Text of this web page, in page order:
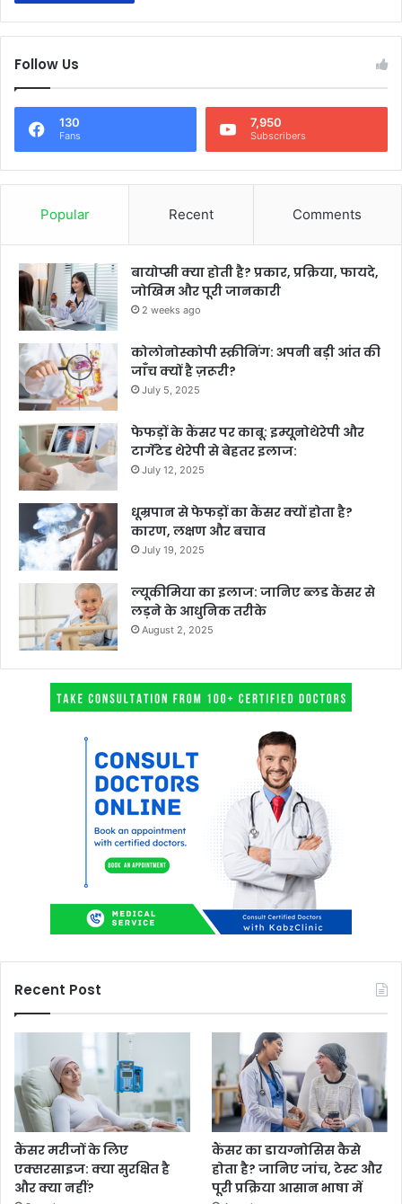
Follow Us
130
Fans
7,950
Subscribers
Popular Recent Comments
बायोप्सी क्या होती है? प्रकार, प्रक्रिया, फायदे,
जोखिम और पूरी जानकारी
2 weeks ago
कोलोनोस्कोपी स्क्रीनिंग: अपनी बड़ी आंत की
जाँच क्यों है ज़रूरी?
July 5, 2025
फेफड़ों के कैंसर पर काबू: इम्यूनोथेरेपी और
टार्गेटेड थेरेपी से बेहतर इलाज:
July 12, 2025
धूम्रपान से फेफड़ों का कैंसर क्यों होता है?
कारण, लक्षण और बचाव
July 19, 2025
ल्यूकीमिया का इलाज: जानिए ब्लड कैंसर से
लड़ने के आधुनिक तरीके
August 2, 2025
Recent Post
कैंसर मरीजों के लिए
एक्सरसाइज: क्या सुरक्षित है
और क्या नहीं?
कैंसर का डायग्नोसिस कैसे
होता है? जानिए जांच, टेस्ट और
पूरी प्रक्रिया आसान भाषा में